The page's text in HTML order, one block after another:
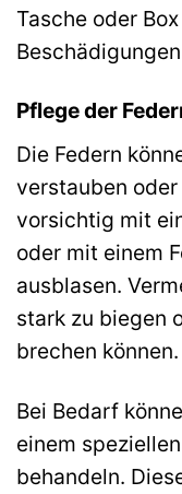
Tasche oder
Pflege der
Die Federn
verstauben
vorsichtig mit
oder mit einem
ausblasen.
stark zu biegen
brechen können.
Bei Bedarf
einem
behandeln.